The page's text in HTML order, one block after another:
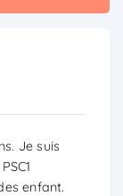
Je suis
enfant.